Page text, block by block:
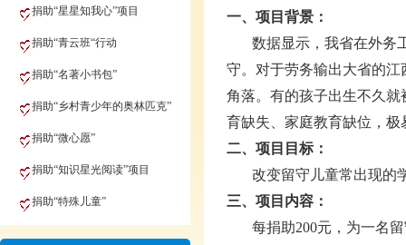
捐助“星星知我心”项目
捐助“青云班“行动
捐助“名著小书包”
捐助“乡村青少年的奥林匹克”
捐助“微心愿”
捐助“知识星光阅读”项目
捐助“特殊儿童”
一、项目背景：
数据显示，我省在外务
守。对于劳务输出大省的
角落。有的孩子出生不久
育缺失、家庭教育缺位，
二、项目目标：
改变留守儿童常出现的
三、项目内容：
每捐助200元，为一名